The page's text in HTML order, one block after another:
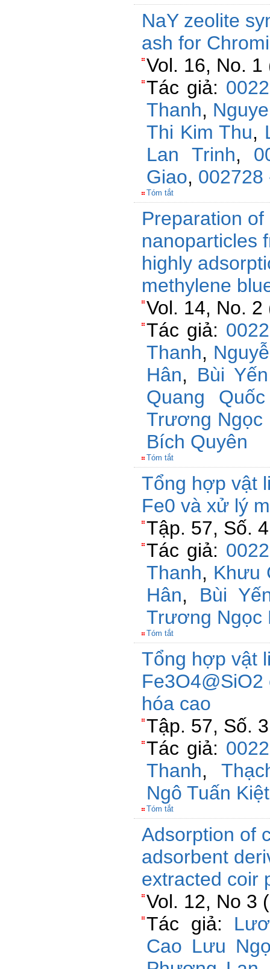
NaY zeolite
ash for
Vol. 16, No.
Tác giả:
Thanh,
Thi Kim Thu,
Lan Trinh,
Giao, 002728
Tóm tắt
Preparation
nanoparticles
highly
methylene
Vol. 14, No.
Tác giả:
Thanh,
Hân, Bùi
Quang
Trương Ngọc
Bích Quyên
Tóm tắt
Tổng hợp vật
Fe0 và xử lý
Tập. 57, Số.
Tác giả:
Thanh, Khưu
Hân, Bùi
Trương Ngọc
Tóm tắt
Tổng hợp vật
hóa cao
Tập. 57, Số.
Tác giả:
Thanh,
Ngô Tuấn Kiệt
Tóm tắt
Adsorption of
adsorbent
extracted coir
Vol. 12, No 3
Tác giả:
Cao Lưu